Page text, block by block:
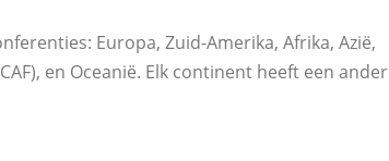
Europa, Zuid-Amerika, Afrika, Azië,
en Oceanië. Elk continent heeft een ander